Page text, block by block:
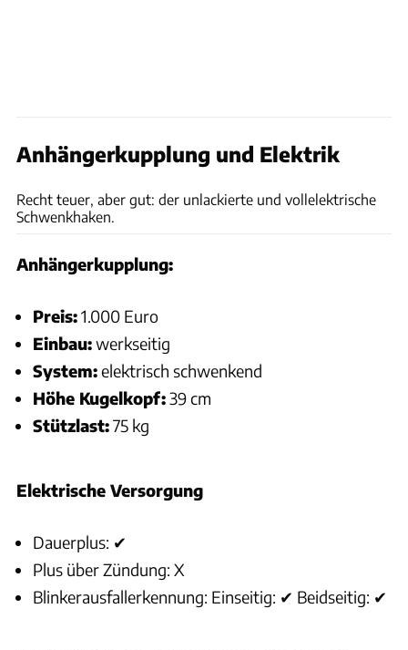
Anhängerkupplung und Elektrik
Recht teuer, aber gut: der unlackierte und vollelektrische
Schwenkhaken.
Anhängerkupplung:
Preis:1.000 Euro
Einbau:werkseitig
System:elektrisch schwenkend
Höhe Kugelkopf:39 cm
Stützlast:75 kg
Elektrische Versorgung
Dauerplus: ✔
Plus über Zündung: X
Blinkerausfallerkennung: Einseitig: ✔ Beidseitig: ✔